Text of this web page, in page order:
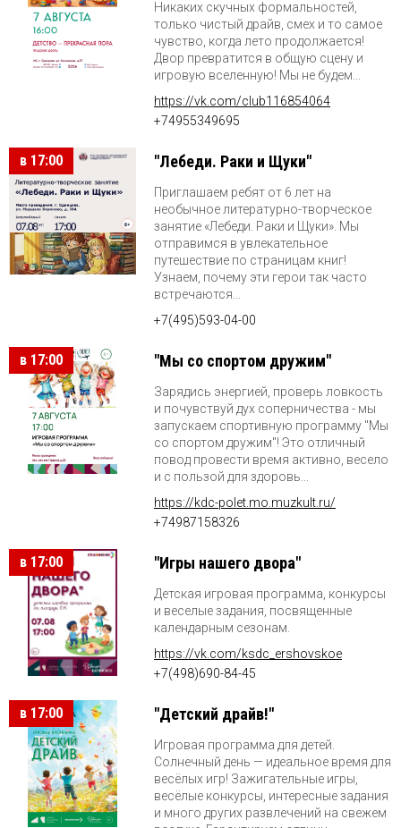
Никаких скучных формальностей,
только чистый драйв, смех и то самое
чувство, когда лето продолжается!
Двор превратится в общую сцену и
игровую вселенную! Мы не будем...
https://vk.com/club116854064
+74955349695
в 17:00 "Лебеди. Раки и Щуки"
Приглашаем ребят от 6 лет на
необычное литературно-творческое
занятие «Лебеди. Раки и Щуки». Мы
отправимся в увлекательное
путешествие по страницам книг!
Узнаем, почему эти герои так часто
встречаются...
+7(495)593-04-00
в 17:00 "Мы со спортом дружим"
Зарядись энергией, проверь ловкость
и почувствуй дух соперничества - мы
запускаем спортивную программу "Мы
со спортом дружим"! Это отличный
повод провести время активно, весело
и с пользой для здоровь...
https://kdc-polet.mo.muzkult.ru/
+74987158326
в 17:00 "Игры нашего двора"
Детская игровая программа, конкурсы
и веселые задания, посвященные
календарным сезонам.
https://vk.com/ksdc_ershovskoe
+7(498)690-84-45
в 17:00 "Детский драйв!"
Игровая программа для детей.
Солнечный день — идеальное время для
весёлых игр! Зажигательные игры,
весёлые конкурсы, интересные задания
и много других развлечений на свежем